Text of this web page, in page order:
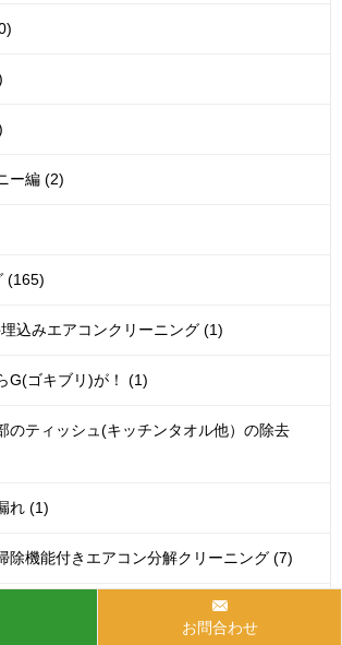
ー編 (2)
(165)
込みエアコンクリーニング (1)
G(ゴキブリ)が！ (1)
のティッシュ(キッチンタオル他）の除去
れ (1)
除機能付きエアコン分解クリーニング (7)
コン分解クリーニング (14)
お問合わせ